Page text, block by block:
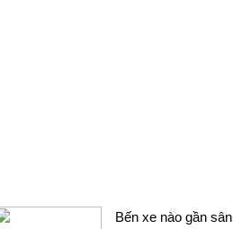
Bến xe nào gần sân